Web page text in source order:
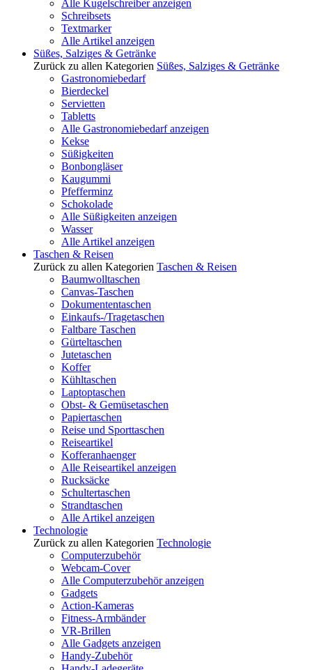
Alle Kugelschreiber anzeigen
Schreibsets
Textmarker
Alle Artikel anzeigen
Süßes, Salziges & Getränke
Zurück zu allen Kategorien Süßes, Salziges & Getränke
Gastronomiebedarf
Bierdeckel
Servietten
Tabletts
Alle Gastronomiebedarf anzeigen
Kekse
Süßigkeiten
Bonbongläser
Kaugummi
Pfefferminz
Schokolade
Alle Süßigkeiten anzeigen
Wasser
Alle Artikel anzeigen
Taschen & Reisen
Zurück zu allen Kategorien Taschen & Reisen
Baumwolltaschen
Canvas-Taschen
Dokumententaschen
Einkaufs-/Tragetaschen
Faltbare Taschen
Gürteltaschen
Jutetaschen
Koffer
Kühltaschen
Laptoptaschen
Obst- & Gemüsetaschen
Papiertaschen
Reise und Sporttaschen
Reiseartikel
Kofferanhaenger
Alle Reiseartikel anzeigen
Rucksäcke
Schultertaschen
Strandtaschen
Alle Artikel anzeigen
Technologie
Zurück zu allen Kategorien Technologie
Computerzubehör
Webcam-Cover
Alle Computerzubehör anzeigen
Gadgets
Action-Kameras
Fitness-Armbänder
VR-Brillen
Alle Gadgets anzeigen
Handy-Zubehör